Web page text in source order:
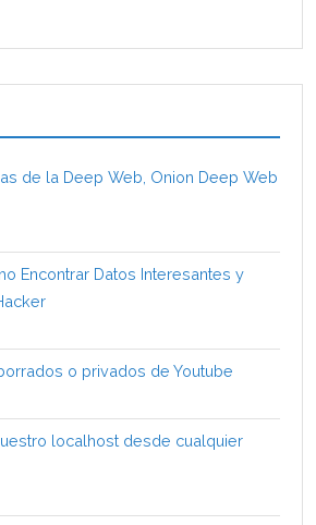
de la Deep Web, Onion Deep Web
Encontrar Datos Interesantes y
o privados de Youtube
localhost desde cualquier